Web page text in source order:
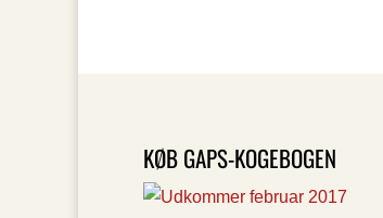
KØB GAPS-KOGEBOGEN